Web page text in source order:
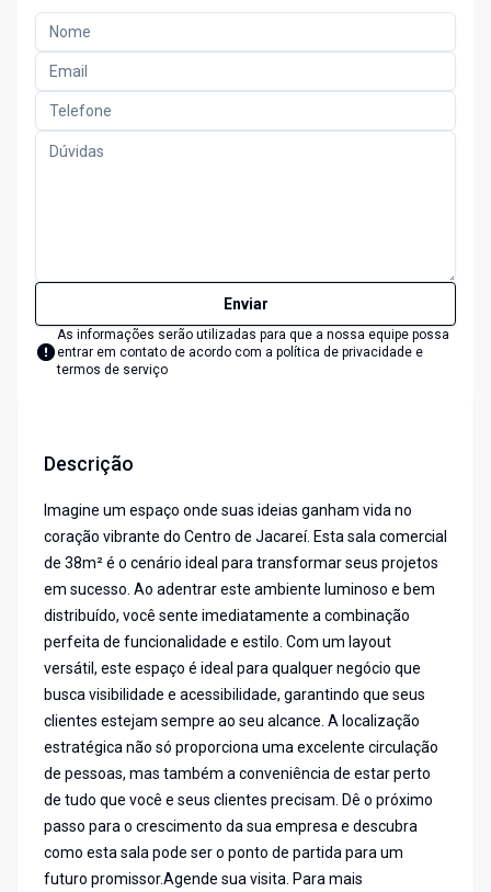
Enviar
As informações serão utilizadas para que a nossa equipe possa
entrar em contato de acordo com a política de privacidade e
termos de serviço
Descrição
Imagine um espaço onde suas ideias ganham vida no
coração vibrante do Centro de Jacareí. Esta sala comercial
de 38m² é o cenário ideal para transformar seus projetos
em sucesso. Ao adentrar este ambiente luminoso e bem
distribuído, você sente imediatamente a combinação
perfeita de funcionalidade e estilo. Com um layout
versátil, este espaço é ideal para qualquer negócio que
busca visibilidade e acessibilidade, garantindo que seus
clientes estejam sempre ao seu alcance. A localização
estratégica não só proporciona uma excelente circulação
de pessoas, mas também a conveniência de estar perto
de tudo que você e seus clientes precisam. Dê o próximo
passo para o crescimento da sua empresa e descubra
como esta sala pode ser o ponto de partida para um
futuro promissor.Agende sua visita. Para mais